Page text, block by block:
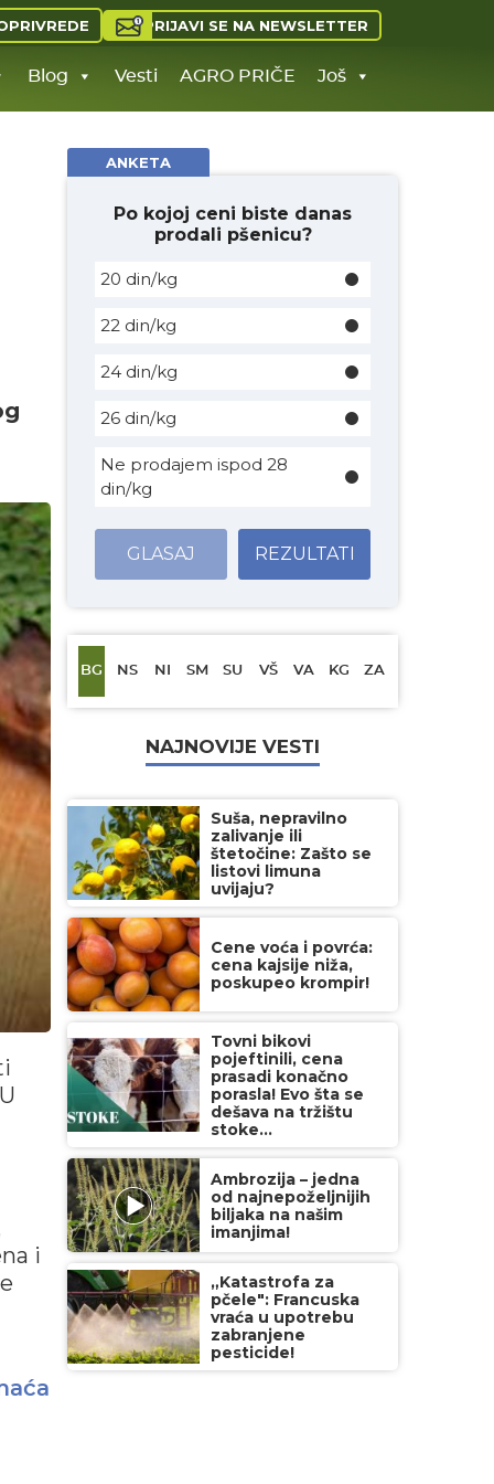
PRIJAVI SE NA NEWSLETTER
Blog Vesti AGRO PRIČE Još
i
ANKETA
Po kojoj ceni biste danas
prodali pšenicu?
20 din/kg
22 din/kg
24 din/kg
26 din/kg
Ne prodajem ispod 28
din/kg
GLASAJ REZULTATI
BG NS NI SM SU VŠ VA KG ZA
NAJNOVIJE VESTI
Suša, nepravilno
zalivanje ili
štetočine: Zašto se
listovi limuna
uvijaju?
Cene voća i povrća:
cena kajsije niža,
poskupeo krompir!
Tovni bikovi
pojeftinili, cena
prasadi konačno
porasla! Evo šta se
dešava na tržištu
stoke...
Ambrozija – jedna
od najnepoželjnijih
biljaka na našim
imanjima!
„Katastrofa za
pčele": Francuska
vraća u upotrebu
zabranjene
pesticide!